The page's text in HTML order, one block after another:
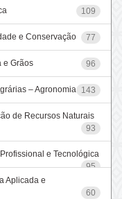
109
e Conservação 77
e Grãos 96
– Agronomia 143
de Recursos Naturais
93
e Tecnológica
95
Aplicada e
60